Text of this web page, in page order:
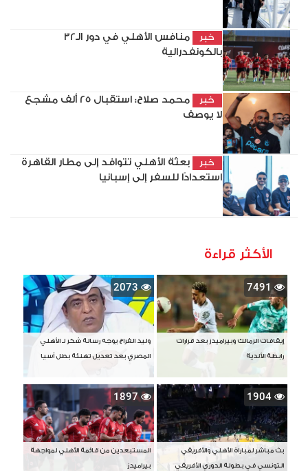
خبر
منافس الأهلي في دور الـ32
بالكونفدرالية
خبر
محمد صلاح: استقبال 25 ألف مشجع
لا يوصف
خبر
بعثة الأهلي تتوافد إلى مطار القاهرة
استعدادًا للسفر إلى إسبانيا
الأكثر قراءة
7491
إيقافات الزمالك وبيراميدز بعد قرارات
رابطة الأندية
2073
وليد الفراج يوجه رسالة شكر لـ الأهلي
المصري بعد تعديل تهنئة بطل آسيا
1904
بث مباشر لمباراة الأهلي والأفريقي
التونسي في بطولة الدوري الأفريقي
1897
المستبعدين من قائمة الأهلي لمواجهة
بيراميدز